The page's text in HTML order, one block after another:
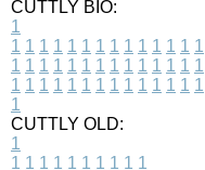
CUTTLY BIO:
1
1 1 1 1 1 1 1 1 1 1 1 1 1 1
1 1 1 1 1 1 1 1 1 1 1 1 1 1
1 1 1 1 1 1 1 1 1 1 1 1 1 1
1
CUTTLY OLD:
1
1 1 1 1 1 1 1 1 1 1